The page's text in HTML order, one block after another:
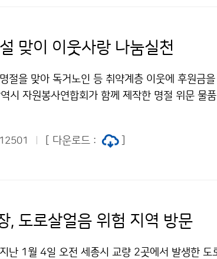
맞이 이웃사랑 나눔실천
절을 맞아 독거노인 등 취약계층 이웃에 후원금
시 자원봉사연합회가 함께 제작한 명절 위문 물
12501 [ 다운로드 :
, 도로살얼음 위험 지역 방문
난 1월 4일 오전 세종시 교량 2곳에서 발생한 도